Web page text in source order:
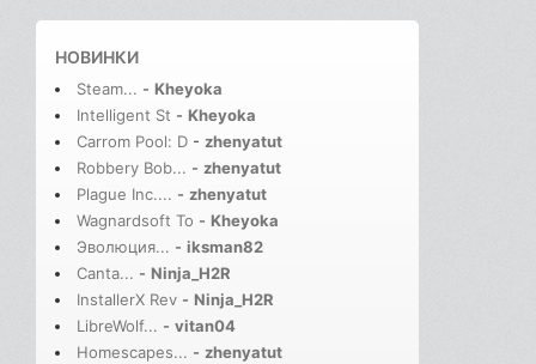
НОВИНКИ
Steam... - Kheyoka
Intelligent St - Kheyoka
Carrom Pool: D - zhenyatut
Robbery Bob... - zhenyatut
Plague Inc.... - zhenyatut
Wagnardsoft To - Kheyoka
Эволюция... - iksman82
Canta... - Ninja_H2R
InstallerX Rev - Ninja_H2R
LibreWolf... - vitan04
Homescapes... - zhenyatut